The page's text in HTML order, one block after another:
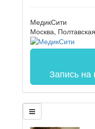
МедикСити
Москва,
Запись на